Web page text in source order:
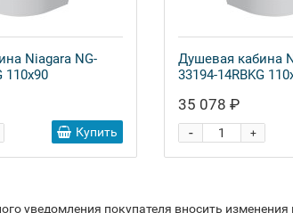
Niagara NG-
110x90
Купить
Душевая кабина
33194-14RBKG
35 078 ₽
+
-
уведомления покупателя вносить